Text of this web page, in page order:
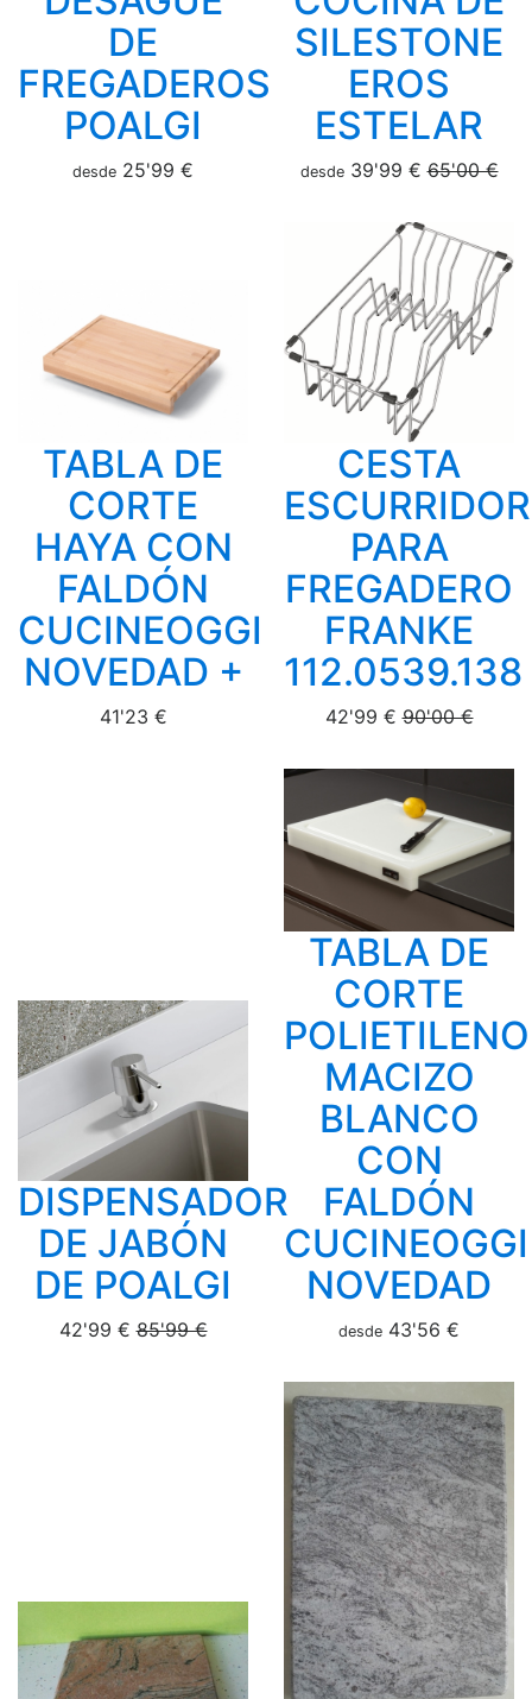
DE
FREGADEROS
POALGI
desde 25'99 €
SILESTONE
EROS
ESTELAR
desde39'99 €65'00 €
TABLA DE
CORTE
HAYA CON
FALDÓN
CUCINEOGGI
NOVEDAD +
41'23 €
CESTA
ESCURRIDOR
PARA
FREGADERO
FRANKE
112.0539.138
42'99 €90'00 €
DISPENSADOR
DE JABÓN
DE POALGI
42'99 €85'99 €
TABLA DE
CORTE
POLIETILENO
MACIZO
BLANCO
CON
FALDÓN
CUCINEOGGI
NOVEDAD
desde 43'56 €